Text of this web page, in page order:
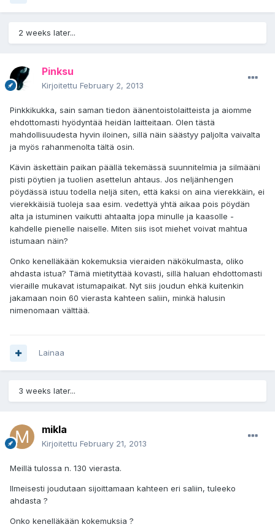
2 weeks later...
Pinksu
Kirjoitettu February 2, 2013
Pinkkikukka, sain saman tiedon äänentoistolaitteista ja aiomme
ehdottomasti hyödyntää heidän laitteitaan. Olen tästä
mahdollisuudesta hyvin iloinen, sillä näin säästyy paljolta vaivalta
ja myös rahanmenolta tältä osin.
Kävin äskettäin paikan päällä tekemässä suunnitelmia ja silmääni
pisti pöytien ja tuolien asettelun ahtaus. Jos neljänhengen
pöydässä istuu todella neljä siten, että kaksi on aina vierekkäin, ei
vierekkäisiä tuoleja saa esim. vedettyä yhtä aikaa pois pöydän
alta ja istuminen vaikutti ahtaalta jopa minulle ja kaasolle -
kahdelle pienelle naiselle. Miten siis isot miehet voivat mahtua
istumaan näin?
Onko kenelläkään kokemuksia vieraiden näkökulmasta, oliko
ahdasta istua? Tämä mietityttää kovasti, sillä haluan ehdottomasti
vieraille mukavat istumapaikat. Nyt siis joudun ehkä kuitenkin
jakamaan noin 60 vierasta kahteen saliin, minkä halusin
nimenomaan välttää.
Lainaa
3 weeks later...
mikla
Kirjoitettu February 21, 2013
Meillä tulossa n. 130 vierasta.
Ilmeisesti joudutaan sijoittamaan kahteen eri saliin, tuleeko
ahdasta ?
Onko kenelläkään kokemuksia ?